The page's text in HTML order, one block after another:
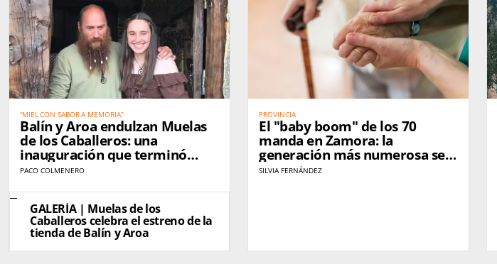
“MIEL CON SABOR A MEMORIA”
Balín y Aroa endulzan Muelas
de los Caballeros: una
inauguración que terminó
convertida en fiesta
PACO COLMENERO
GALERÍA | Muelas de los
Caballeros celebra el estreno de la
tienda de Balín y Aroa
PROVINCIA
El "baby boom" de los 70
manda en Zamora: la
generación más numerosa se
acerca a la jubilación sin relevo
SILVIA FERNÁNDEZ